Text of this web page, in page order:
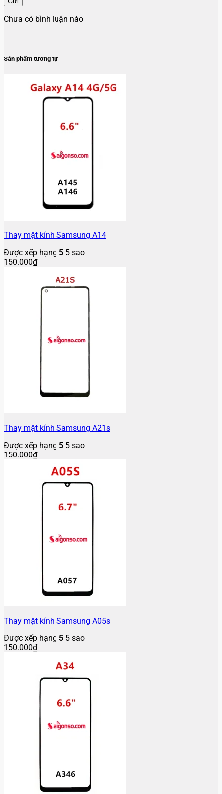
Chưa có bình luận nào
Sản phẩm tương tự
Thay mặt kính Samsung A14
Được xếp hạng 5 5 sao
150.000₫
Thay mặt kính Samsung A21s
Được xếp hạng 5 5 sao
150.000₫
Thay mặt kính Samsung A05s
Được xếp hạng 5 5 sao
150.000₫